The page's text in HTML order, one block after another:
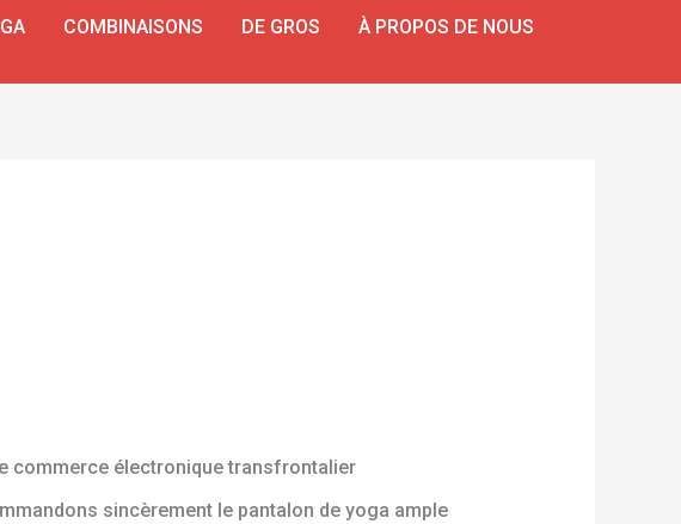
COMBINAISONS DE GROS
À PROPOS DE NOUS
commerce électronique transfrontalier
sincèrement le pantalon de yoga ample